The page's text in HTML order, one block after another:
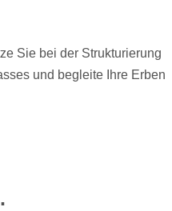
Sie bei der Strukturierung
und begleite Ihre Erben